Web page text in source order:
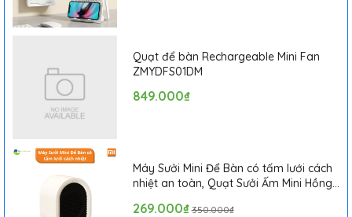
Quạt để bàn Rechargeable Mini Fan
ZMYDFS01DM
849.000₫
Máy Sưởi Mini Để Bàn có tấm lưới cách
nhiệt an toàn, Quạt Sưởi Ấm Mini Hồng
269.000₫ 350.000₫